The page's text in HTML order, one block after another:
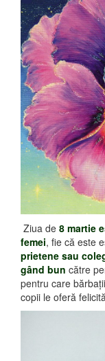
Ziua de 8 martie
femei, fie că este
prietene sau
gând bun către
pentru care
copii le oferă